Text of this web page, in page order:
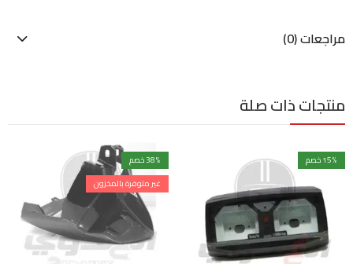
مراجعات (0)
منتجات ذات صلة
15% خصم 38% خصم
غير متوفرة بالمخزون